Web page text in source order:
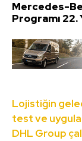
Mercedes-
Programı 22.
Lojistiğin
test ve
DHL Group